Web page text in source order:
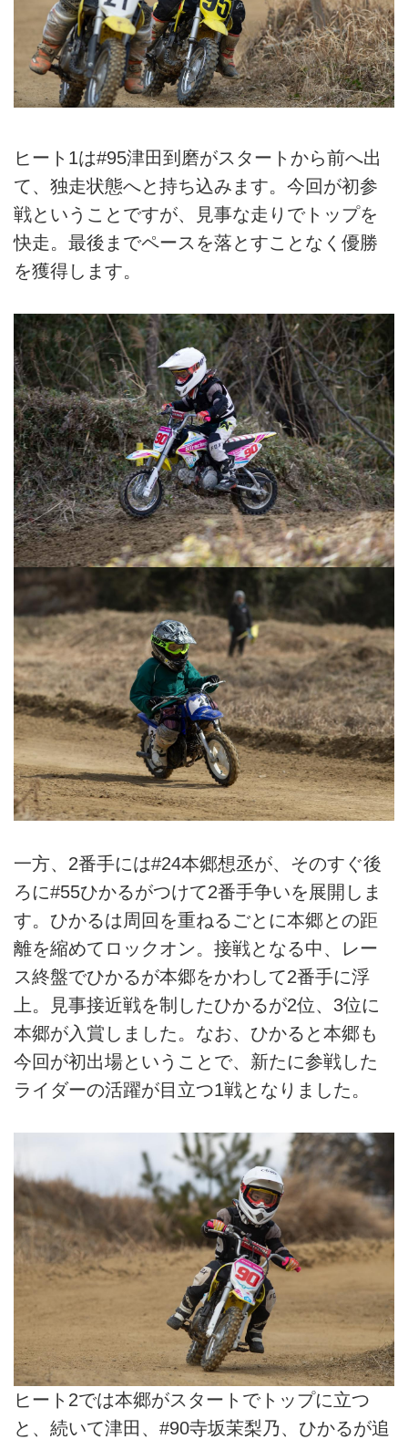
ヒート1は#95津田到磨がスタートから前へ出
て、独走状態へと持ち込みます。今回が初参
戦ということですが、見事な走りでトップを
快走。最後までペースを落とすことなく優勝
を獲得します。
一方、2番手には#24本郷想丞が、そのすぐ後
ろに#55ひかるがつけて2番手争いを展開しま
す。ひかるは周回を重ねるごとに本郷との距
離を縮めてロックオン。接戦となる中、レー
ス終盤でひかるが本郷をかわして2番手に浮
上。見事接近戦を制したひかるが2位、3位に
本郷が入賞しました。なお、ひかると本郷も
今回が初出場ということで、新たに参戦した
ライダーの活躍が目立つ1戦となりました。
ヒート2では本郷がスタートでトップに立つ
と、続いて津田、#90寺坂茉梨乃、ひかるが追